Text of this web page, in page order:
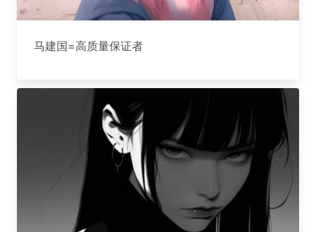
马建国=高质量保证者